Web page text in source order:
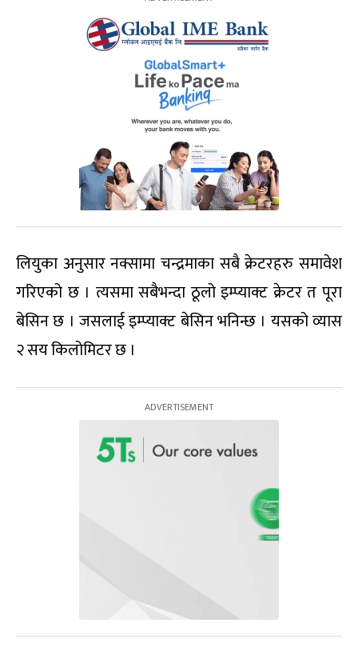
लियुका अनुसार नक्सामा चन्द्रमाका सबै क्रेटरहरु समावेश
गरिएको छ । त्यसमा सबैभन्दा ठूलो इम्प्याक्ट क्रेटर त पूरा
बेसिन छ । जसलाई इम्प्याक्ट बेसिन भनिन्छ । यसको व्यास
२ सय किलोमिटर छ ।